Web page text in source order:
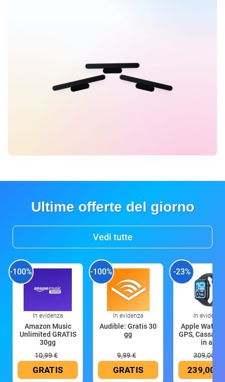
Ultime offerte del giorno
Vedi tutte
-100%
In evidenza
Amazon Music
Unlimited GRATIS
30gg
10,99 €
GRATIS
-100%
In evidenza
Audible: Gratis 30
gg
9,99 €
GRATIS
-23%
In evidenza
Apple Watch
GPS, Cassa
in all
309,00 €
239,00 €